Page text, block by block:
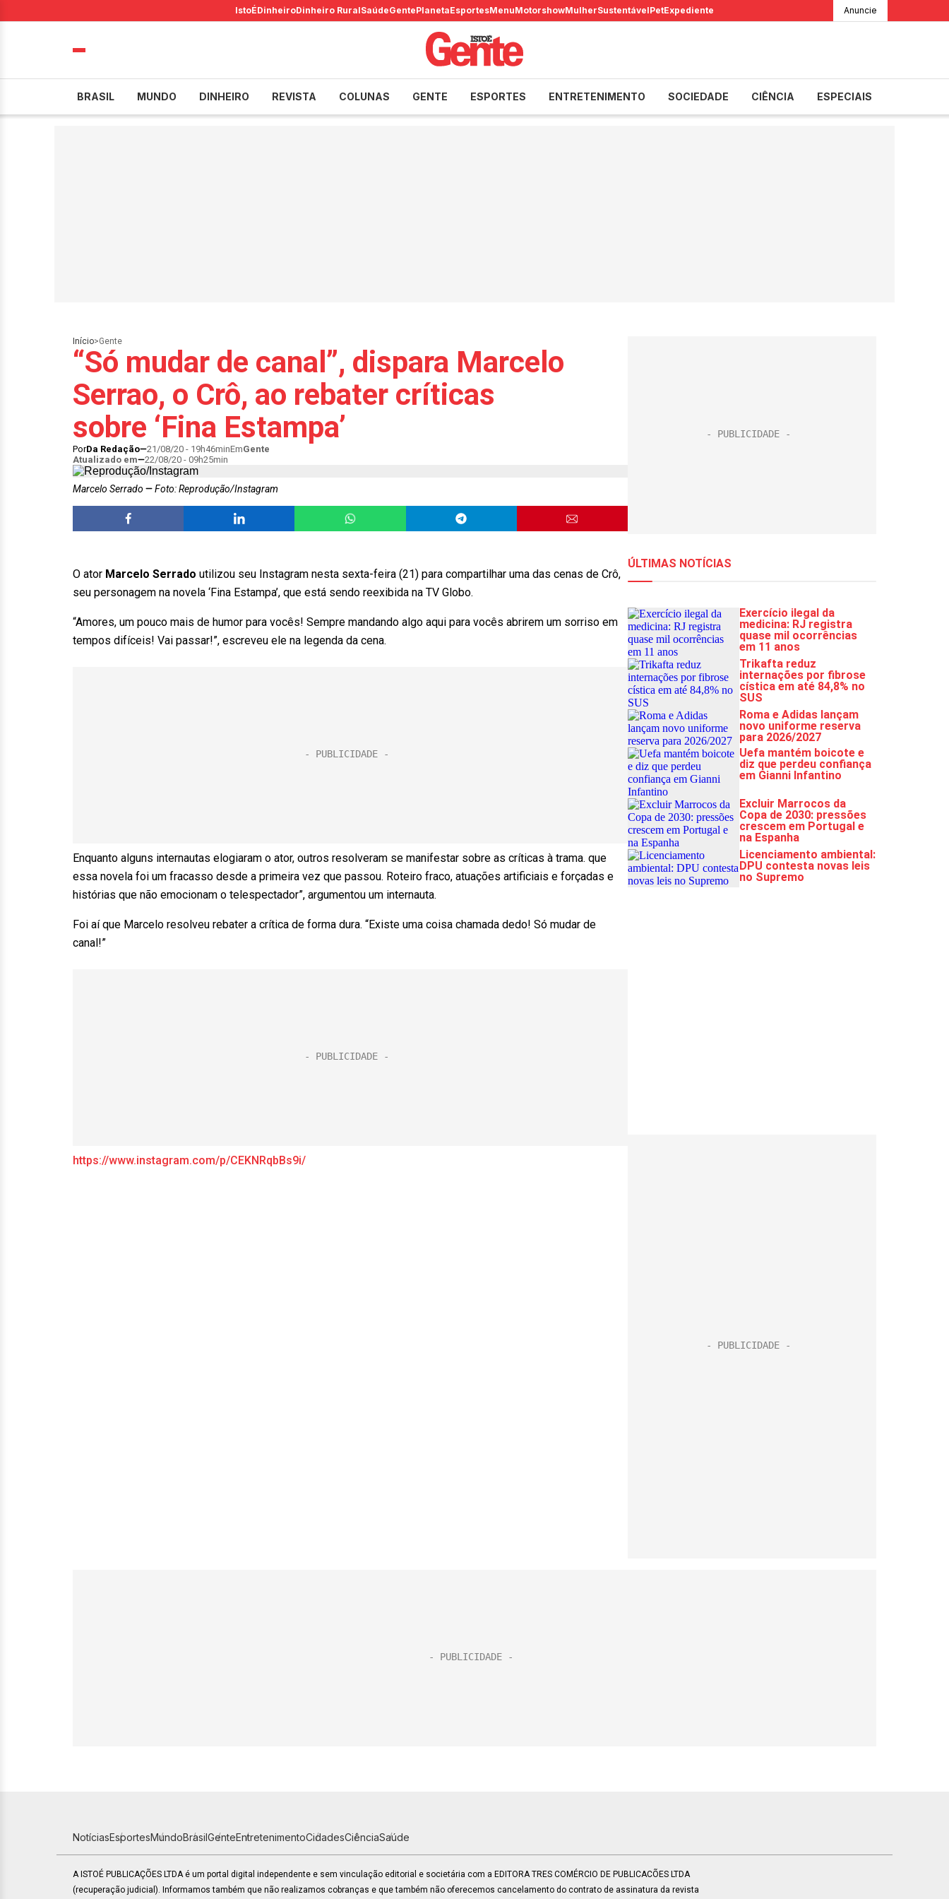
IstoÉDinheiroDinheiro RuralSaúdeGentePlanetaEsportesMenuMotorshowMulherSustentávelPetExpediente Anuncie
BRASIL MUNDO DINHEIRO REVISTA COLUNAS GENTE ESPORTES ENTRETENIMENTO SOCIEDADE CIÊNCIA ESPECIAIS
Início>Gente
“Só mudar de canal”, dispara Marcelo
Serrao, o Crô, ao rebater críticas
sobre ‘Fina Estampa’
PorDa Redação 21/08/20 - 19h46minEmGente
Atualizado em
22/08/20 - 09h25min
Marcelo Serrado Foto: Reprodução/Instagram
O ator Marcelo Serrado utilizou seu Instagram nesta sexta-feira (21) para compartilhar uma das cenas de Crô,
seu personagem na novela ‘Fina Estampa’, que está sendo reexibida na TV Globo.
“Amores, um pouco mais de humor para vocês! Sempre mandando algo aqui para vocês abrirem um sorriso em
tempos difíceis! Vai passar!”, escreveu ele na legenda da cena.
Enquanto alguns internautas elogiaram o ator, outros resolveram se manifestar sobre as críticas à trama. que
essa novela foi um fracasso desde a primeira vez que passou. Roteiro fraco, atuações artificiais e forçadas e
histórias que não emocionam o telespectador”, argumentou um internauta.
Foi aí que Marcelo resolveu rebater a crítica de forma dura. “Existe uma coisa chamada dedo! Só mudar de
canal!”
https://www.instagram.com/p/CEKNRqbBs9i/
NotíciasEsportesMundoBrasilGenteEntretenimentoCidadesCiênciaSaúde
A ISTOÉ PUBLICAÇÕES LTDA é um portal digital independente e sem vinculação editorial e societária com a EDITORA TRES COMÉRCIO DE PUBLICACÕES LTDA
(recuperação judicial). Informamos também que não realizamos cobranças e que também não oferecemos cancelamento do contrato de assinatura da revista